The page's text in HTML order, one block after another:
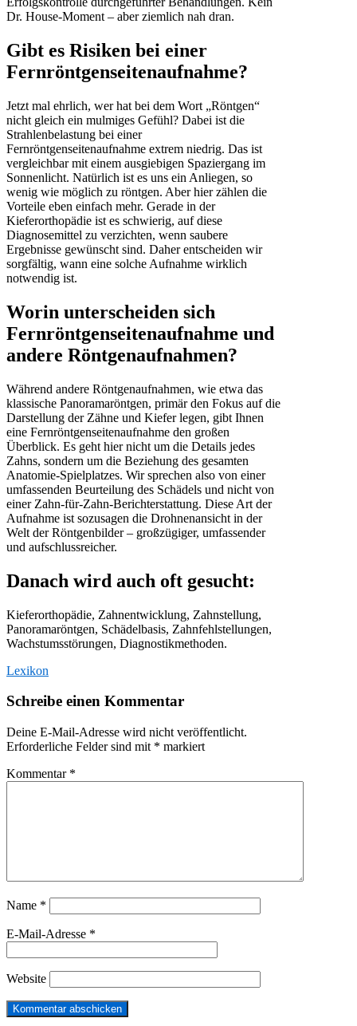
Dr. House-Moment – aber ziemlich nah dran.
Gibt es Risiken bei einer
Fernröntgenseitenaufnahme?
Jetzt mal ehrlich, wer hat bei dem Wort „Röntgen“
nicht gleich ein mulmiges Gefühl? Dabei ist die
Strahlenbelastung bei einer
Fernröntgenseitenaufnahme extrem niedrig. Das ist
vergleichbar mit einem ausgiebigen Spaziergang im
Sonnenlicht. Natürlich ist es uns ein Anliegen, so
wenig wie möglich zu röntgen. Aber hier zählen die
Vorteile eben einfach mehr. Gerade in der
Kieferorthopädie ist es schwierig, auf diese
Diagnosemittel zu verzichten, wenn saubere
Ergebnisse gewünscht sind. Daher entscheiden wir
sorgfältig, wann eine solche Aufnahme wirklich
notwendig ist.
Worin unterscheiden sich
Fernröntgenseitenaufnahme und
andere Röntgenaufnahmen?
Während andere Röntgenaufnahmen, wie etwa das
klassische Panoramaröntgen, primär den Fokus auf die
Darstellung der Zähne und Kiefer legen, gibt Ihnen
eine Fernröntgenseitenaufnahme den großen
Überblick. Es geht hier nicht um die Details jedes
Zahns, sondern um die Beziehung des gesamten
Anatomie-Spielplatzes. Wir sprechen also von einer
umfassenden Beurteilung des Schädels und nicht von
einer Zahn-für-Zahn-Berichterstattung. Diese Art der
Aufnahme ist sozusagen die Drohnenansicht in der
Welt der Röntgenbilder – großzügiger, umfassender
und aufschlussreicher.
Danach wird auch oft gesucht:
Kieferorthopädie, Zahnentwicklung, Zahnstellung,
Panoramaröntgen, Schädelbasis, Zahnfehlstellungen,
Wachstumsstörungen, Diagnostikmethoden.
Lexikon
Schreibe einen Kommentar
Deine E-Mail-Adresse wird nicht veröffentlicht.
Erforderliche Felder sind mit * markiert
Kommentar *
Name *
E-Mail-Adresse *
Website